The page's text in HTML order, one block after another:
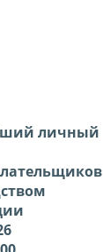
личный